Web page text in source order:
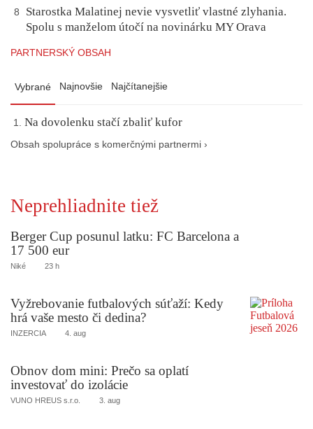
8
Starostka Malatinej nevie vysvetliť vlastné zlyhania.
Spolu s manželom útočí na novinárku MY Orava
PARTNERSKÝ OBSAH
Vybrané Najnovšie Najčítanejšie
Na dovolenku stačí zbaliť kufor
Obsah spolupráce s komerčnými partnermi ›
Neprehliadnite tiež
Berger Cup posunul latku: FC Barcelona a
17 500 eur
Niké 23 h
Vyžrebovanie futbalových súťaží: Kedy
hrá vaše mesto či dedina?
INZERCIA 4. aug
Obnov dom mini: Prečo sa oplatí
investovať do izolácie
VUNO HREUS s.r.o. 3. aug